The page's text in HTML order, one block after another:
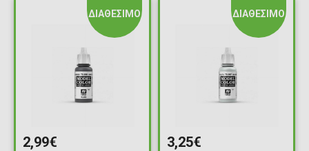
ΔΙΑΘΕΣΙΜΟ
2,99€
ΔΙΑΘΕΣΙΜΟ
3,25€